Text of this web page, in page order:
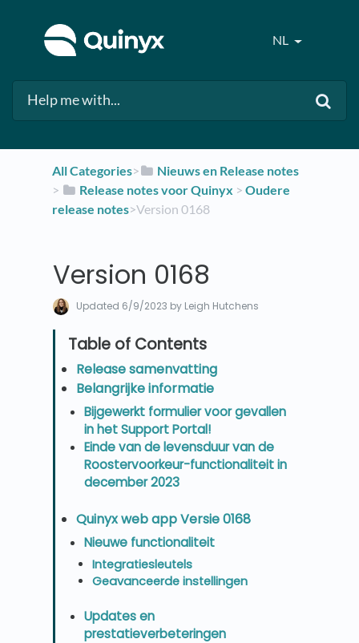
NL
All Categories​>​ ​Nieuws en Release notes
> ​
​Release notes voor Quinyx ​ > ​​Oudere
release notes​>​ Version 0168
Version 0168
Updated 6/9/2023 by Leigh Hutchens
Release samenvatting
Belangrijke informatie
Bijgewerkt formulier voor gevallen
in het Support Portal!
Einde van de levensduur van de
Roostervoorkeur-functionaliteit in
december 2023
Quinyx web app Versie 0168
Nieuwe functionaliteit
Integratiesleutels
Geavanceerde instellingen
Updates en
prestatieverbeteringen